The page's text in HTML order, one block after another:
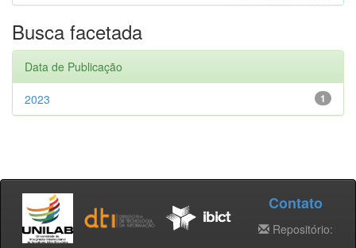
Busca facetada
Data de Publicação
1
2023
Contato
Repositório: